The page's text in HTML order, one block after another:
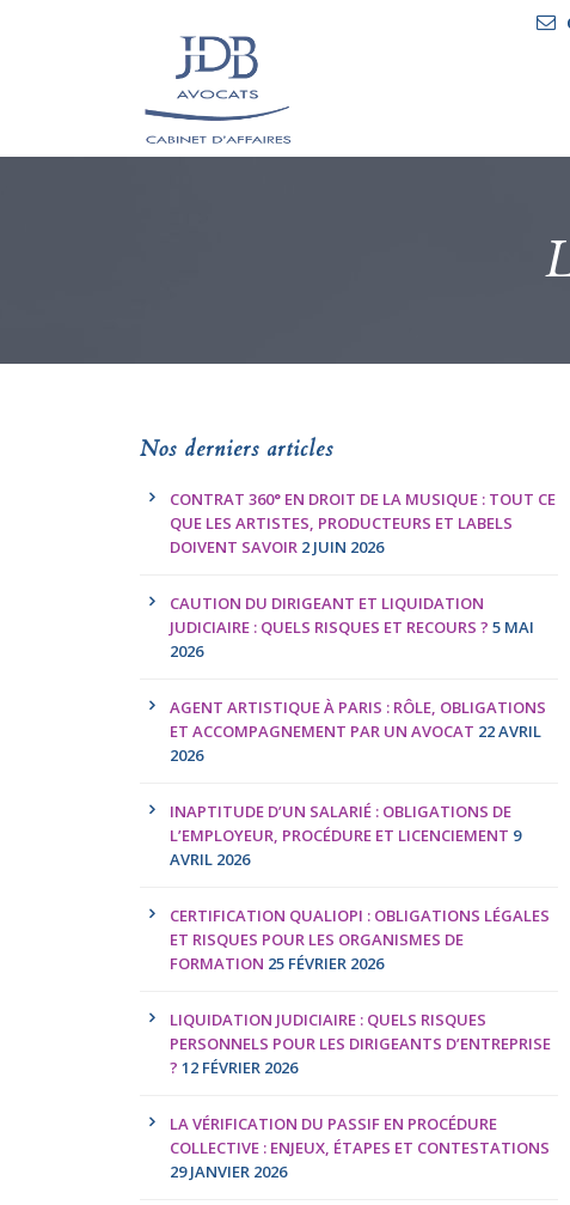
Nos derniers articles
CONTRAT 360° EN DROIT DE LA MUSIQUE : TOUT CE
QUE LES ARTISTES, PRODUCTEURS ET LABELS
DOIVENT SAVOIR 2 JUIN 2026
CAUTION DU DIRIGEANT ET LIQUIDATION
JUDICIAIRE : QUELS RISQUES ET RECOURS ? 5 MAI
2026
AGENT ARTISTIQUE À PARIS : RÔLE, OBLIGATIONS
ET ACCOMPAGNEMENT PAR UN AVOCAT 22 AVRIL
2026
INAPTITUDE D’UN SALARIÉ : OBLIGATIONS DE
L’EMPLOYEUR, PROCÉDURE ET LICENCIEMENT 9
AVRIL 2026
CERTIFICATION QUALIOPI : OBLIGATIONS LÉGALES
ET RISQUES POUR LES ORGANISMES DE
FORMATION 25 FÉVRIER 2026
LIQUIDATION JUDICIAIRE : QUELS RISQUES
PERSONNELS POUR LES DIRIGEANTS D’ENTREPRISE
? 12 FÉVRIER 2026
LA VÉRIFICATION DU PASSIF EN PROCÉDURE
COLLECTIVE : ENJEUX, ÉTAPES ET CONTESTATIONS
29 JANVIER 2026